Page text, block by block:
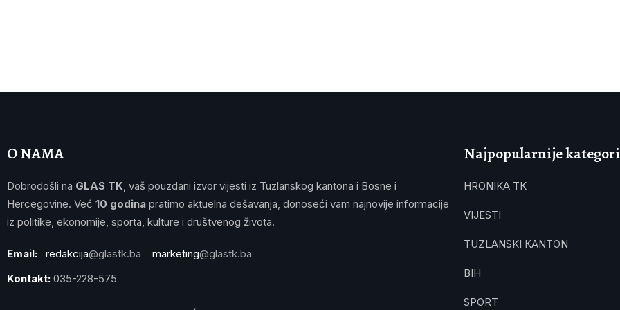
O NAMA
Dobrodošli na GLAS TK, vaš pouzdani izvor vijesti iz Tuzlanskog kantona i Bosne i
Hercegovine. Već 10 godina pratimo aktuelna dešavanja, donoseći vam najnovije informacije
iz politike, ekonomije, sporta, kulture i društvenog života.
Email: redakcija@glastk.ba marketing@glastk.ba
Kontakt: 035-228-575
Najpopularnije
HRONIKA TK
VIJESTI
TUZLANSKI KANTON
BIH
SPORT